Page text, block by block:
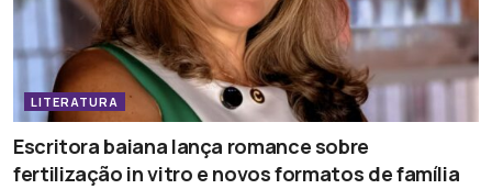
LITERATURA
Escritora baiana lança romance sobre
fertilização in vitro e novos formatos de família